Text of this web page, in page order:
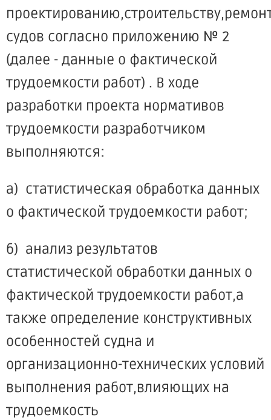
судов согласно приложению № 2
(далее - данные о фактической
трудоемкости работ) . В ходе
разработки проекта нормативов
трудоемкости разработчиком
выполняются:
а) статистическая обработка данных
о фактической трудоемкости работ;
б) анализ результатов
статистической обработки данных о
фактической трудоемкости работ,а
также определение конструктивных
особенностей судна и
организационно-технических условий
выполнения работ,влияющих на
трудоемкость